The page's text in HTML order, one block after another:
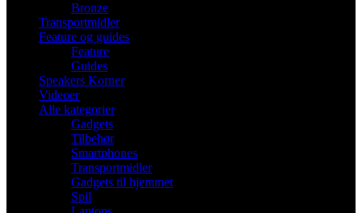
Bronze
Transportmidler
Feature og guides
Feature
Guides
Speakers Korner
Videoer
Alle kategorier
Gadgets
Tilbehør
Smartphones
Transportmidler
Gadgets til hjemmet
Spil